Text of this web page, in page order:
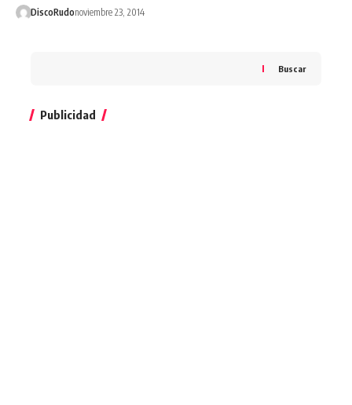
DiscoRudonoviembre 23, 2014
Buscar
Publicidad